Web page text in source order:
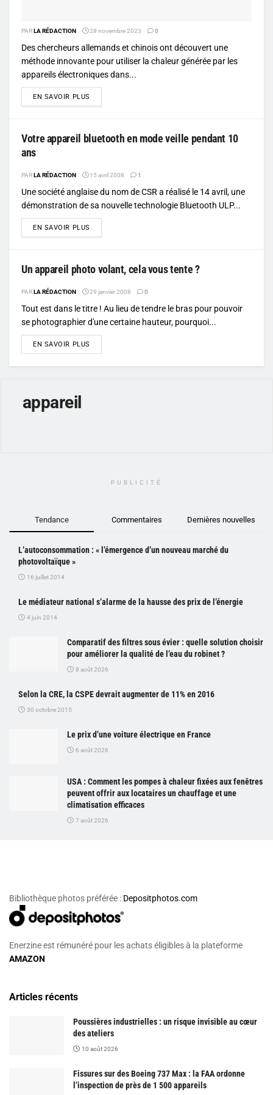
PARLA RÉDACTION 28 novembre 2023 0
Des chercheurs allemands et chinois ont découvert une
méthode innovante pour utiliser la chaleur générée par les
appareils électroniques dans...
EN SAVOIR PLUS
Votre appareil bluetooth en mode veille pendant 10
ans
PARLA RÉDACTION 15 avril 2008 1
Une société anglaise du nom de CSR a réalisé le 14 avril, une
démonstration de sa nouvelle technologie Bluetooth ULP...
EN SAVOIR PLUS
Un appareil photo volant, cela vous tente ?
PARLA RÉDACTION 29 janvier 2008 0
Tout est dans le titre ! Au lieu de tendre le bras pour pouvoir
se photographier d'une certaine hauteur, pourquoi...
EN SAVOIR PLUS
appareil
PUBLICITÉ
Tendance Commentaires Dernières nouvelles
L’autoconsommation : « l’émergence d’un nouveau marché du
photovoltaïque »
16 juillet 2014
Le médiateur national s’alarme de la hausse des prix de l’énergie
4 juin 2014
Comparatif des filtres sous évier : quelle solution choisir
pour améliorer la qualité de l’eau du robinet ?
8 août 2026
Selon la CRE, la CSPE devrait augmenter de 11% en 2016
30 octobre 2015
Le prix d’une voiture électrique en France
6 août 2026
USA : Comment les pompes à chaleur fixées aux fenêtres
peuvent offrir aux locataires un chauffage et une
climatisation efficaces
7 août 2026
Bibliothèque photos préférée : Depositphotos.com
Enerzine est rémunéré pour les achats éligibles à la plateforme
AMAZON
Articles récents
Poussières industrielles : un risque invisible au cœur
des ateliers
10 août 2026
Fissures sur des Boeing 737 Max : la FAA ordonne
l’inspection de près de 1 500 appareils